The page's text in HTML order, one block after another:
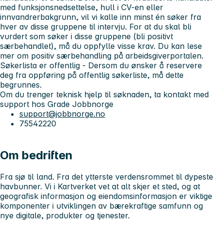
med funksjonsnedsettelse, hull i CV-en eller
innvandrerbakgrunn, vil vi kalle inn minst én søker fra
hver av disse gruppene til intervju. For at du skal bli
vurdert som søker i disse gruppene (bli positivt
særbehandlet), må du oppfylle visse krav. Du kan lese
mer om positiv særbehandling på arbeidsgiverportalen.
Søkerlista er offentlig - Dersom du ønsker å reservere
deg fra oppføring på offentlig søkerliste, må dette
begrunnes.
Om du trenger teknisk hjelp til søknaden, ta kontakt med
support hos Grade Jobbnorge
support@jobbnorge.no
75542220
Om bedriften
Fra sjø til land. Fra det ytterste verdensrommet til dypeste
havbunner. Vi i Kartverket vet at alt skjer et sted, og at
geografisk informasjon og eiendomsinformasjon er viktige
komponenter i utviklingen av bærekraftige samfunn og
nye digitale, produkter og tjenester.